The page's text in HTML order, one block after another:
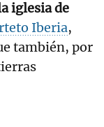
iglesia de
Iberia,
también, por